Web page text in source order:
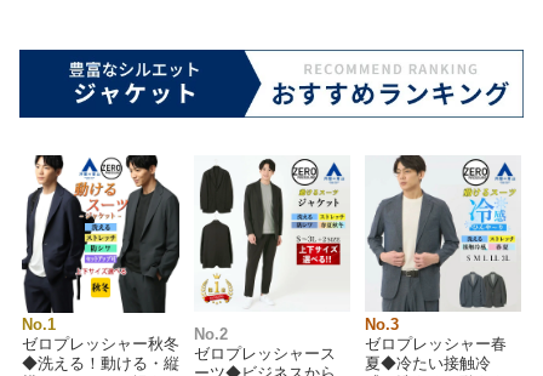
No.1
ゼロプレッシャー秋冬
◆洗える！動ける・縦
No.2
ゼロプレッシャース
No.3
ゼロプレッシャー春
夏◆冷たい接触冷